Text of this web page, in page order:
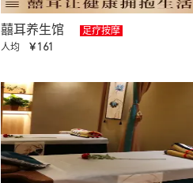
囍耳养生馆
足疗按摩
人均
￥161